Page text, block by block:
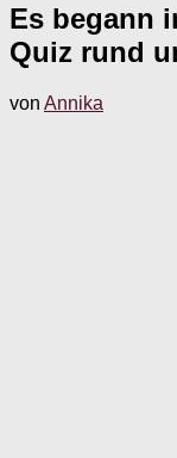
Es begann
Quiz rund
von Annika